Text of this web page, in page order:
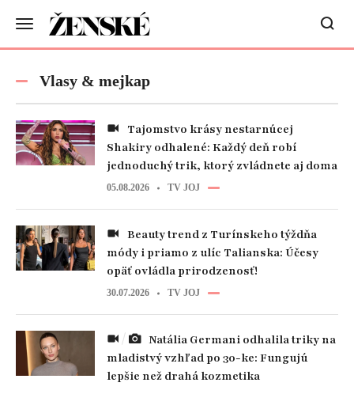
Vlasy & mejkap
Shakiry odhalené: Každý deň robí
jednoduchý trik, ktorý zvládnete aj doma
05.08.2026 TV JOJ
módy i priamo z ulíc Talianska: Účesy
opäť ovládla prirodzenosť!
30.07.2026 TV JOJ
mladistvý vzhľad po 30-ke: Fungujú
lepšie než drahá kozmetika